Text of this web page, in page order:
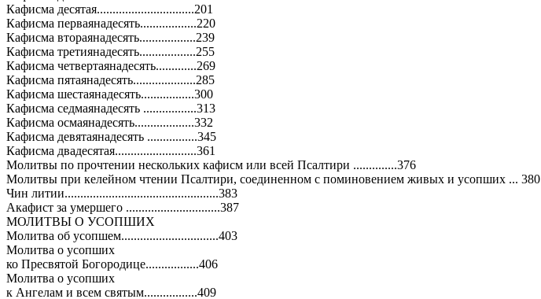
Кафисма десятая...............................201
Кафисма перваянадесять..................220
Кафисма втораянадесять..................239
Кафисма третиянадесять..................255
Кафисма четвертаянадесять.............269
Кафисма пятаянадесять....................285
Кафисма шестаянадесять.................300
Кафисма седмаянадесять .................313
Кафисма осмаянадесять...................332
Кафисма девятаянадесять ................345
Кафисма двадесятая..........................361
Молитвы по прочтении нескольких кафисм или всей Псалтири ..............376
Молитвы при келейном чтении Псалтири, соединенном с поминовением живых и усопших ... 380
Чин литии.................................................383
Акафист за умершего ..............................387
МОЛИТВЫ О УСОПШИХ
Молитва об усопшем...............................403
Молитва о усопших
ко Пресвятой Богородице.................406
Молитва о усопших
к Ангелам и всем святым.................409